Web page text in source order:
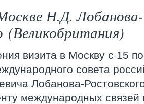
Н.Д. Лобанова-
(Великобритания)
визита в Москву с 15
совета
Лобанова-
международных связей